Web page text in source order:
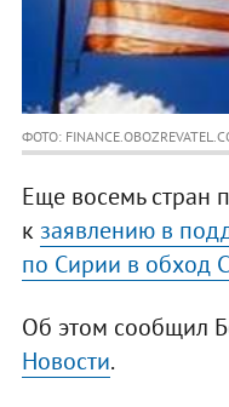
ФОТО:
Еще восемь стран
к заявлению в
по Сирии в обход
Об этом сообщил
Новости.